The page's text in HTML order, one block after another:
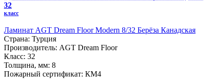
32
класс
Ламинат AGT Dream Floor Modern 8/32 Берёза Канадская
Страна: Турция
Производитель: AGT Dream Floor
Класс: 32
Толщина, мм: 8
Пожарный сертификат: КМ4